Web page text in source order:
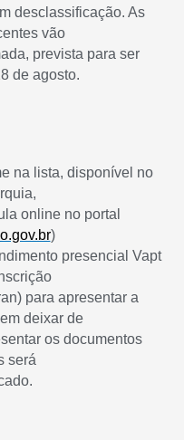
desclassificação. As
vão
prevista para ser
de agosto.
na lista, disponível no
online no portal
)
presencial Vapt
para apresentar a
deixar de
os documentos
será